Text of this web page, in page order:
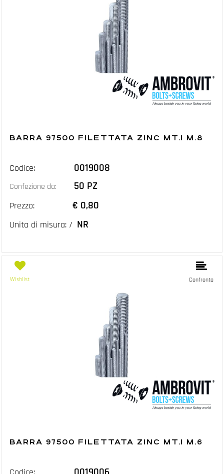
BARRA 97500 FILETTATA ZINC MT.1 M.8
Codice: 0019008
Confezione da: 50 PZ
Prezzo: € 0,80
Unita di misura: / NR
Wishlist Confronta
BARRA 97500 FILETTATA ZINC MT.1 M.6